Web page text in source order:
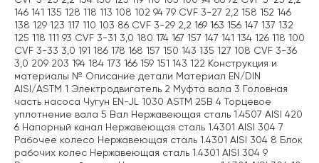
146 141 135 128 118 113 108 102 94 79 CVF 3-27 2,2 158 152 146
138 129 123 117 110 103 86 CVF 3-29 2,2 169 163 156 147 137 132
125 118 111 93 CVF 3-31 3,0 180 174 167 157 147 141 134 126 118 100
CVF 3-33 3,0 191 186 178 168 157 150 143 135 127 108 CVF 3-36
3,0 209 203 194 184 173 166 159 151 143 122 Конструкция и
материалы № Описание детали Материал EN/DIN
AISI/ASTM 1 Электродвигатель 2 Муфта вала 3 Головная
часть насоса Чугун EN-JL 1030 ASTM 25B 4 Торцевое
уплотнение вала 5 Вал Нержавеющая сталь 1.4507 AISI 420
6 Напорный канал Нержавеющая сталь 1.4301 AISI 304 7
Рабочее колесо Нержавеющая сталь 1.4301 AISI 304 8 Блок
рабочих колес Нержавеющая сталь 1.4301 AISI 304 9